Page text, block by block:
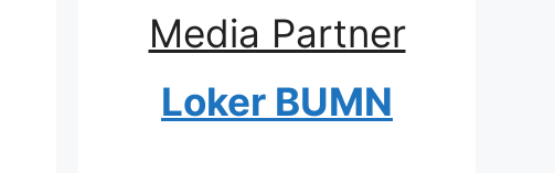
Media Partner
Loker BUMN